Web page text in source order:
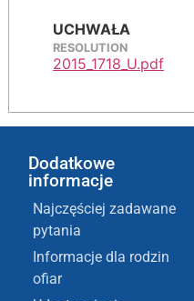
UCHWAŁA
RESOLUTION
2015_1718_U.pdf
Dodatkowe
informacje
Najczęściej zadawane
pytania
Informacje dla rodzin
ofiar